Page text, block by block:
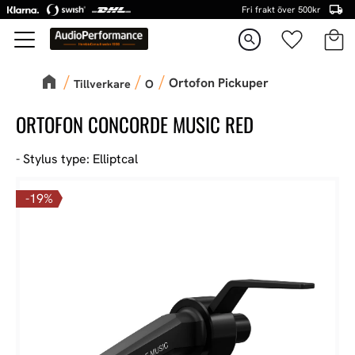
Meny
Fri frakt över 500kr
search Favoriter
Tillverkare O Ortofon Pickuper
ORTOFON CONCORDE MUSIC RED
- Stylus type: Elliptcal
19%